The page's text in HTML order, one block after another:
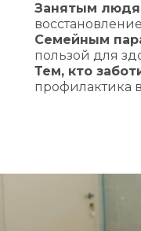
Занятым
Семейным
пользой для
Тем, кто
профилактика